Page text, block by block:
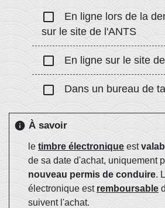
check_box_outline_blank
En ligne lors de la
sur le site de l'ANTS
check_box_outline_blank En ligne sur le site
check_box_outline_blank Dans un bureau de
info À savoir
le timbre électronique est
de sa date d'achat, uniquement
nouveau permis de conduire.
électronique est remboursable
suivent l'achat.